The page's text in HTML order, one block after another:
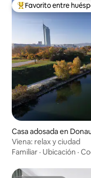
De los mejores en
Favorito entre
Casa adosada en
Viena: relax y ciudad
Familiar · Ubicación ·